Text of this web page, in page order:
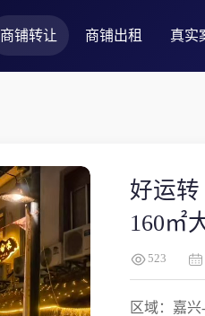
商铺转让 商铺出租 真实
好运
160㎡
523
区域：嘉